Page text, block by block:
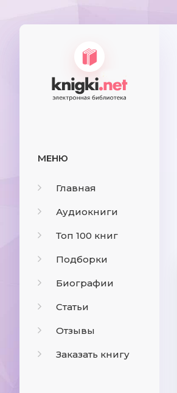
МЕНЮ
Главная
Аудиокниги
Топ 100 книг
Подборки
Биографии
Статьи
Отзывы
Заказать книгу